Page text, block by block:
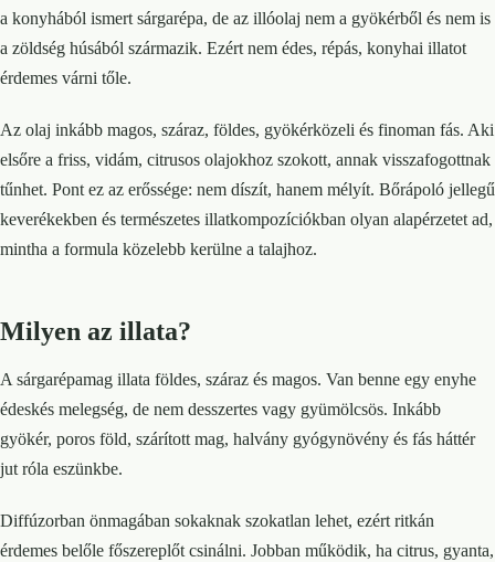
a konyhából ismert sárgarépa, de az illóolaj nem a gyökérből és nem is
a zöldség húsából származik. Ezért nem édes, répás, konyhai illatot
érdemes várni tőle.
Az olaj inkább magos, száraz, földes, gyökérközeli és finoman fás. Aki
elsőre a friss, vidám, citrusos olajokhoz szokott, annak visszafogottnak
tűnhet. Pont ez az erőssége: nem díszít, hanem mélyít. Bőrápoló jellegű
keverékekben és természetes illatkompozíciókban olyan alapérzetet ad,
mintha a formula közelebb kerülne a talajhoz.
Milyen az illata?
A sárgarépamag illata földes, száraz és magos. Van benne egy enyhe
édeskés melegség, de nem desszertes vagy gyümölcsös. Inkább
gyökér, poros föld, szárított mag, halvány gyógynövény és fás háttér
jut róla eszünkbe.
Diffúzorban önmagában sokaknak szokatlan lehet, ezért ritkán
érdemes belőle főszereplőt csinálni. Jobban működik, ha citrus, gyanta,